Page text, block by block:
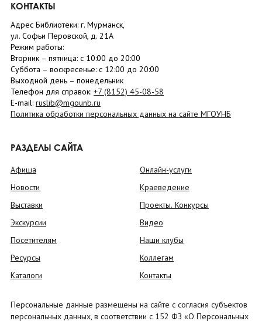
КОНТАКТЫ
Адрес Библиотеки: г. Мурманск,
ул. Софьи Перовской, д. 21А
Режим работы:
Вторник – пятница: с 10:00 до 20:00
Суббота – воскресенье: c 12:00 до 20:00
Выходной день – понедельник
Телефон для справок: +7 (8152) 45-08-58
E-mail: ruslib@mgounb.ru
Политика обработки персональных данных на сайте МГОУНБ
РАЗДЕЛЫ САЙТА
Афиша
Новости
Выставки
Экскурсии
Посетителям
Ресурсы
Каталоги
Онлайн-услуги
Краеведение
Проекты. Конкурсы
Видео
Наши клубы
Коллегам
Контакты
Персональные данные размещены на сайте с согласия субъектов
персональных данных, в соответствии с 152 ФЗ «О Персональных